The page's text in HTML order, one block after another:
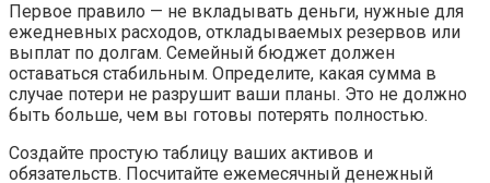
Первое правило — не вкладывать деньги, нужные для
ежедневных расходов, откладываемых резервов или
выплат по долгам. Семейный бюджет должен
оставаться стабильным. Определите, какая сумма в
случае потери не разрушит ваши планы. Это не должно
быть больше, чем вы готовы потерять полностью.
Создайте простую таблицу ваших активов и
обязательств. Посчитайте ежемесячный денежный